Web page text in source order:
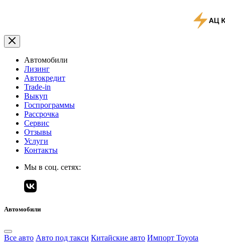
Автомобили
Лизинг
Автокредит
Trade-in
Выкуп
Госпрограммы
Рассрочка
Сервис
Отзывы
Услуги
Контакты
Мы в соц. сетях:
Автомобили
Все авто Авто под такси Китайские авто Импорт Toyota